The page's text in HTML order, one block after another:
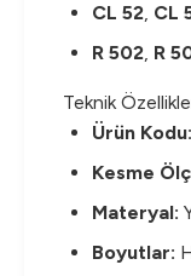
CL 52, CL
R 502, R
Teknik
Ürün Kodu:
Kesme
Materyal:
Boyutlar: